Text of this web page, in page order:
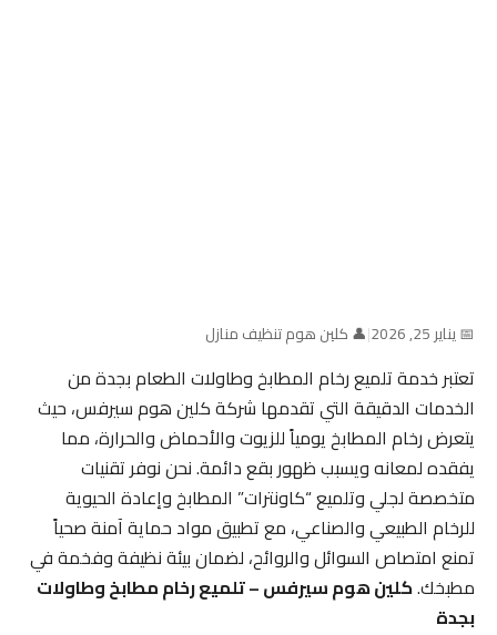
📅 يناير 25, 2026 |👤 كلين هوم تنظيف منازل
تعتبر خدمة تلميع رخام المطابخ وطاولات الطعام بجدة من
الخدمات الدقيقة التي تقدمها شركة كلين هوم سيرفس، حيث
يتعرض رخام المطابخ يومياً للزيوت والأحماض والحرارة، مما
يفقده لمعانه ويسبب ظهور بقع دائمة. نحن نوفر تقنيات
متخصصة لجلي وتلميع “كاونترات” المطابخ وإعادة الحيوية
للرخام الطبيعي والصناعي، مع تطبيق مواد حماية آمنة صحياً
تمنع امتصاص السوائل والروائح، لضمان بيئة نظيفة وفخمة في
مطبخك.كلين هوم سيرفس – تلميع رخام مطابخ وطاولات
بجدة